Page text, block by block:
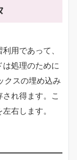
用であって、
処理のために
クスの埋め込み
れ得ます。こ
右します。